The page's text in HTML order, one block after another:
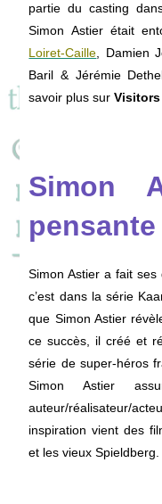
partie du casting
Simon Astier était
Loiret-Caille , Damien
Baril & Jérémie
savoir plus sur Visitors
Simon
pensante
Simon Astier a fait
c’est dans la série
que Simon Astier
ce succès, il créé et
série de super-héros
Simon Astier
auteur/réalisateur/
inspiration vient des
et les vieux Spieldberg.